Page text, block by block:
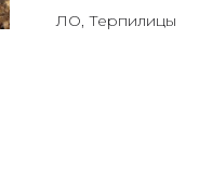
ЛО, Терпилицы